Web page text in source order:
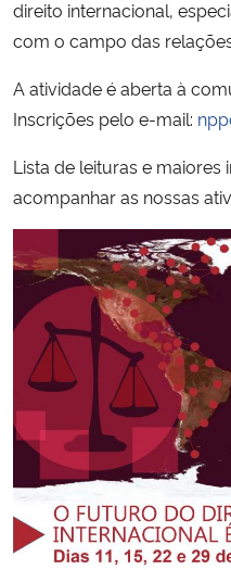
direito internacional,
com o campo das
A atividade é aberta à
Inscrições pelo e-mail:
Lista de leituras e maiores
acompanhar as nossas